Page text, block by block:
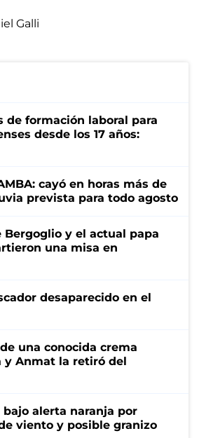
Galli
de formación laboral para
desde los 17 años:
cayó en horas más de
prevista para todo agosto
Bergoglio y el actual papa
una misa en
desaparecido en el
una conocida crema
Anmat la retiró del
alerta naranja por
viento y posible granizo